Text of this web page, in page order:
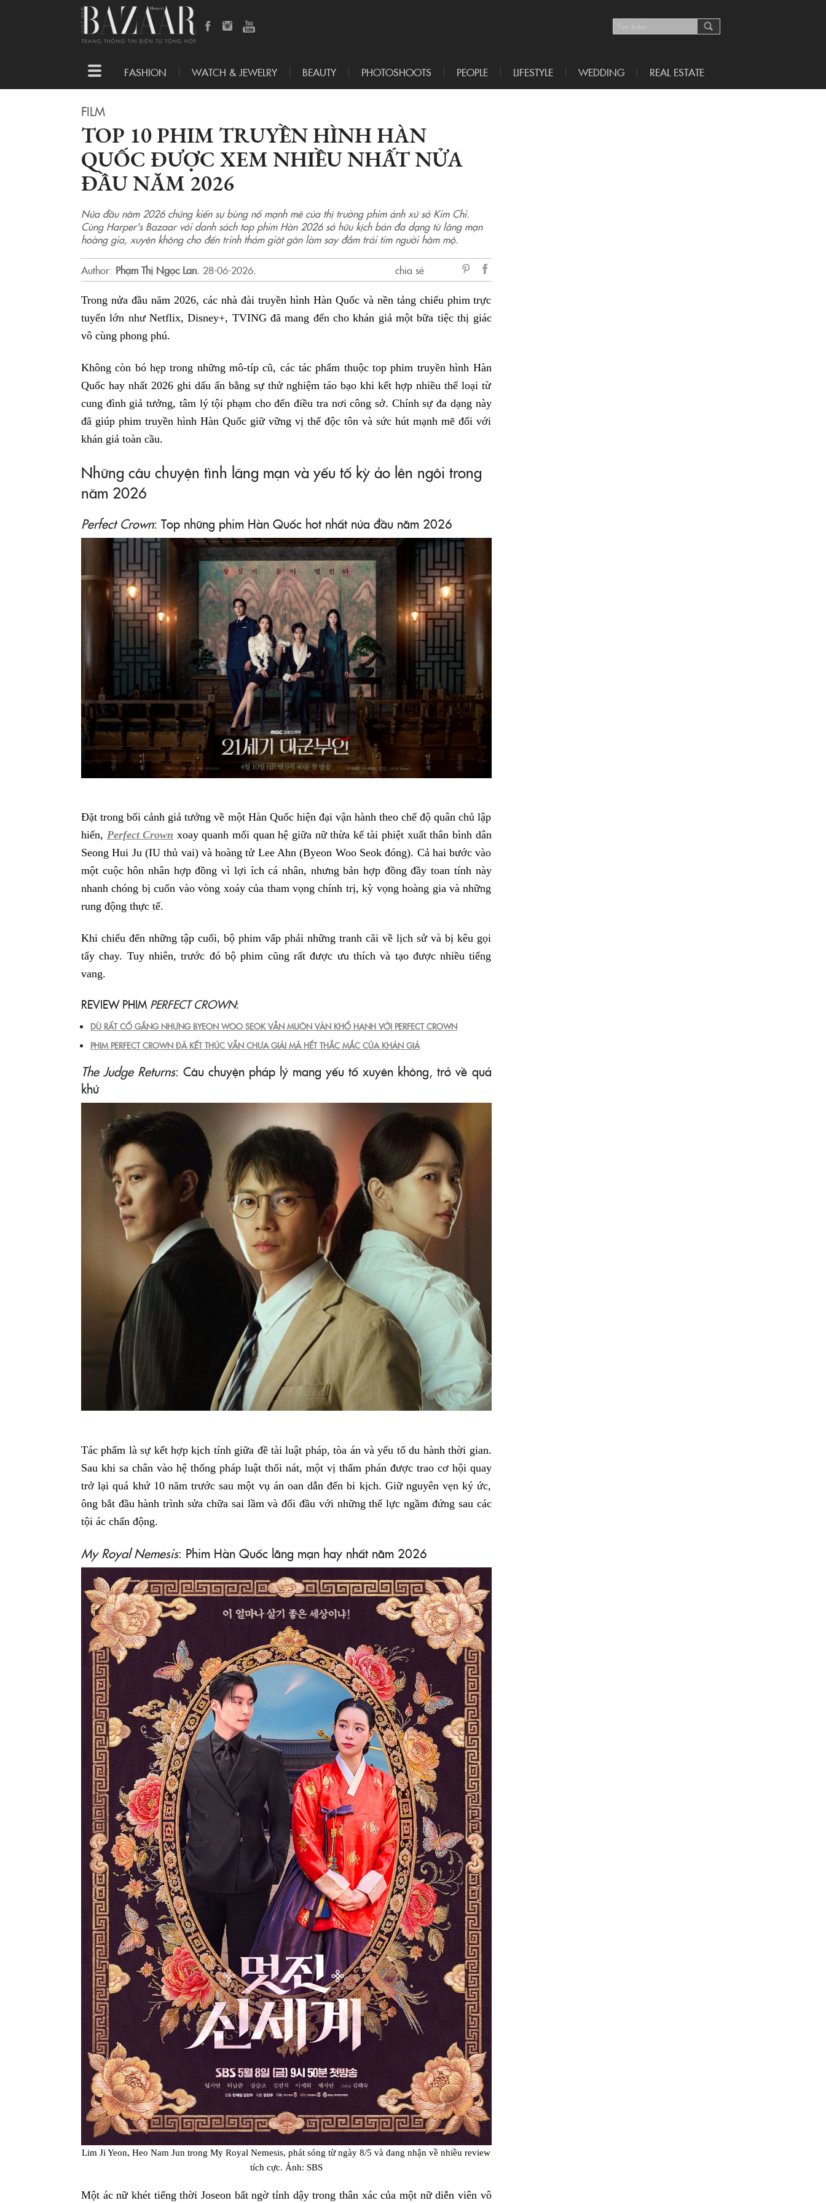
Toggle
navigation
FASHION WATCH & JEWELRY BEAUTY PHOTOSHOOTS PEOPLE LIFESTYLE WEDDING REAL ESTATE
FILM
TOP 10 PHIM TRUYỀN HÌNH HÀN
QUỐC ĐƯỢC XEM NHIỀU NHẤT NỬA
ĐẦU NĂM 2026
Nửa đầu năm 2026 chứng kiến sự bùng nổ mạnh mẽ của thị trường phim ảnh xứ sở Kim Chi.
Cùng Harper's Bazaar với danh sách top phim Hàn 2026 sở hữu kịch bản đa dạng từ lãng mạn
hoàng gia, xuyên không cho đến trinh thám giật gân làm say đắm trái tim người hâm mộ.
Author: Phạm Thị Ngọc Lan. 28-06-2026.
chia sẻ
Facebook
Trong nửa đầu năm 2026, các nhà đài truyền hình Hàn Quốc và nền tảng chiếu phim trực
tuyến lớn như Netflix, Disney+, TVING đã mang đến cho khán giả một bữa tiệc thị giác
vô cùng phong phú.
Không còn bó hẹp trong những mô-típ cũ, các tác phẩm thuộc top phim truyền hình Hàn
Quốc hay nhất 2026 ghi dấu ấn bằng sự thử nghiệm táo bạo khi kết hợp nhiều thể loại từ
cung đình giả tưởng, tâm lý tội phạm cho đến điều tra nơi công sở. Chính sự đa dạng này
đã giúp phim truyền hình Hàn Quốc giữ vững vị thế độc tôn và sức hút mạnh mẽ đối với
khán giả toàn cầu.
Những câu chuyện tình lãng mạn và yếu tố kỳ ảo lên ngôi trong
năm 2026
Perfect Crown: Top những phim Hàn Quốc hot nhất nửa đầu năm 2026
Đặt trong bối cảnh giả tưởng về một Hàn Quốc hiện đại vận hành theo chế độ quân chủ lập
hiến, Perfect Crown xoay quanh mối quan hệ giữa nữ thừa kế tài phiệt xuất thân bình dân
Seong Hui Ju (IU thủ vai) và hoàng tử Lee Ahn (Byeon Woo Seok đóng). Cả hai bước vào
một cuộc hôn nhân hợp đồng vì lợi ích cá nhân, nhưng bản hợp đồng đầy toan tính này
nhanh chóng bị cuốn vào vòng xoáy của tham vọng chính trị, kỳ vọng hoàng gia và những
rung động thực tế.
Khi chiếu đến những tập cuối, bộ phim vấp phải những tranh cãi về lịch sử và bị kêu gọi
tẩy chay. Tuy nhiên, trước đó bộ phim cũng rất được ưu thích và tạo được nhiều tiếng
vang.
REVIEW PHIM PERFECT CROWN:
DÙ RẤT CỐ GẮNG NHƯNG BYEON WOO SEOK VẪN MUÔN VÀN KHỔ HẠNH VỚI PERFECT CROWN
PHIM PERFECT CROWN ĐÃ KẾT THÚC VẪN CHƯA GIẢI MÃ HẾT THẮC MẮC CỦA KHÁN GIẢ
The Judge Returns: Câu chuyện pháp lý mang yếu tố xuyên không, trở về quá
khứ
Tác phẩm là sự kết hợp kịch tính giữa đề tài luật pháp, tòa án và yếu tố du hành thời gian.
Sau khi sa chân vào hệ thống pháp luật thối nát, một vị thẩm phán được trao cơ hội quay
trở lại quá khứ 10 năm trước sau một vụ án oan dẫn đến bi kịch. Giữ nguyên vẹn ký ức,
ông bắt đầu hành trình sửa chữa sai lầm và đối đầu với những thế lực ngầm đứng sau các
tội ác chấn động.
My Royal Nemesis: Phim Hàn Quốc lãng mạn hay nhất năm 2026
Lim Ji Yeon, Heo Nam Jun trong My Royal Nemesis, phát sóng từ ngày 8/5 và đang nhận về nhiều review
tích cực. Ảnh: SBS
Một ác nữ khét tiếng thời Joseon bất ngờ tỉnh dậy trong thân xác của một nữ diễn viên vô